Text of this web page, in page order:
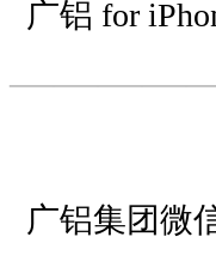
广铝 for
广铝集团微